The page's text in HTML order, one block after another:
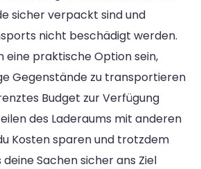
sicher verpackt sind und
nicht beschädigt werden.
eine praktische Option sein,
Gegenstände zu transportieren
Budget zur Verfügung
des Laderaums mit anderen
Kosten sparen und trotzdem
Sachen sicher ans Ziel